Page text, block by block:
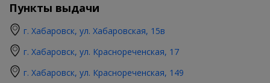
Пункты выдачи
г. Хабаровск, ул. Хабаровская, 15в
г. Хабаровск, ул. Краснореченская, 17
г. Хабаровск, ул. Краснореченская, 149